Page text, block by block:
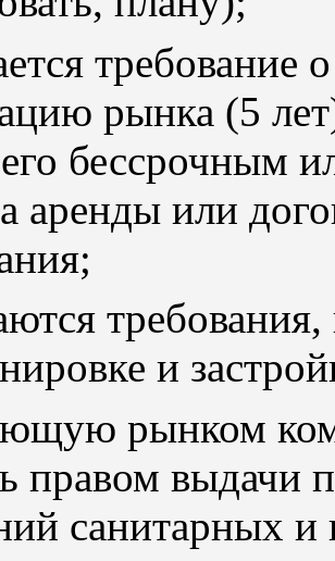
требование
рынка (5
бессрочным
аренды или
и
рынком
правом выдачи
санитарных и